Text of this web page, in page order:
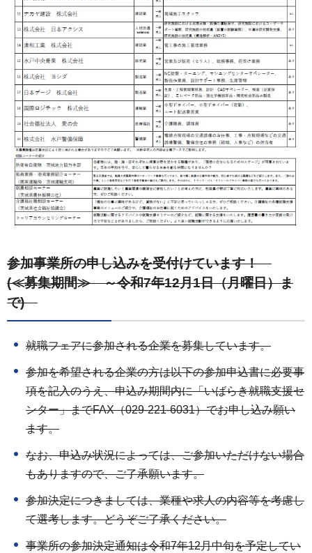
参加事業所の申し込みを受付けています！
(≪募集期間≫ ～令和7年12月1日（月曜日）ま
で)
就職フェアに参加される企業を募集しています。
参加を希望される企業の方は以下の参加申込書に必要事
項を記入のうえ、申込み期間内に「いばらき就職支援セ
ンター」までFAX（029-221-6031）でお申し込み願い
ます。
なお、申込み状況によっては、ご参加いただけない場合
もありますので、ご了承願います。
参加決定につきましては、業種や求人の内容等を考慮し
て選考します。どうぞご了承ください。
事業所の参加決定通知は令和7年12月中旬を予定してい